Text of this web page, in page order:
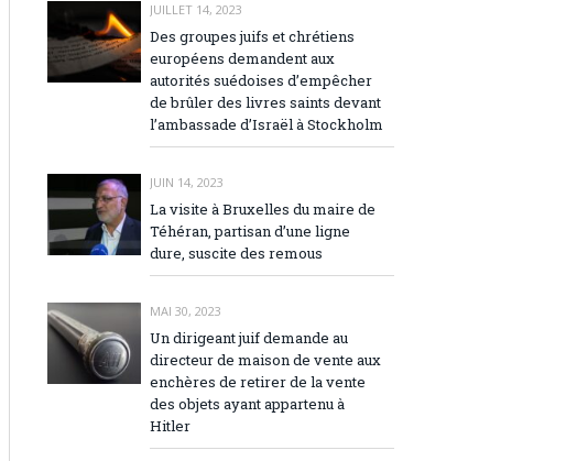
JUILLET 14, 2023
Des groupes juifs et chrétiens
européens demandent aux
autorités suédoises d’empêcher
de brûler des livres saints devant
l’ambassade d’Israël à Stockholm
JUIN 14, 2023
La visite à Bruxelles du maire de
Téhéran, partisan d’une ligne
dure, suscite des remous
MAI 30, 2023
Un dirigeant juif demande au
directeur de maison de vente aux
enchères de retirer de la vente
des objets ayant appartenu à
Hitler